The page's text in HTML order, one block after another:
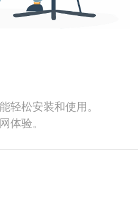
松安装和使用。
验。